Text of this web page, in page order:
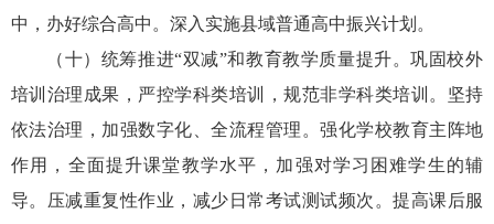
中，办好综合高中。深入实施县域普通高中振兴计划。
（十）统筹推进“双减”和教育教学质量提升。巩固校外
培训治理成果，严控学科类培训，规范非学科类培训。坚持
依法治理，加强数字化、全流程管理。强化学校教育主阵地
作用，全面提升课堂教学水平，加强对学习困难学生的辅
导。压减重复性作业，减少日常考试测试频次。提高课后服